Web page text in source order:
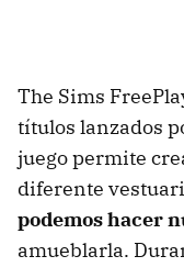
The Sims
títulos lanzados
juego permite
diferente
podemos hacer
amueblarla.